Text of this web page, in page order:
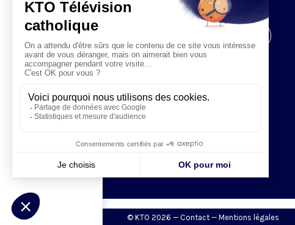
www.aelf.org
© KTO 2026 — Contact — Mentions légales